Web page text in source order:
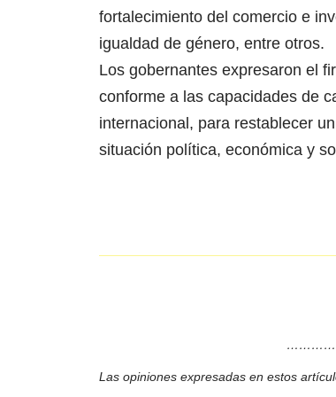
fortalecimiento del comercio e
igualdad de género, entre otros.
Los gobernantes expresaron el
conforme a las capacidades de
internacional, para restablecer
situación política, económica y
Las opiniones expresadas en estos